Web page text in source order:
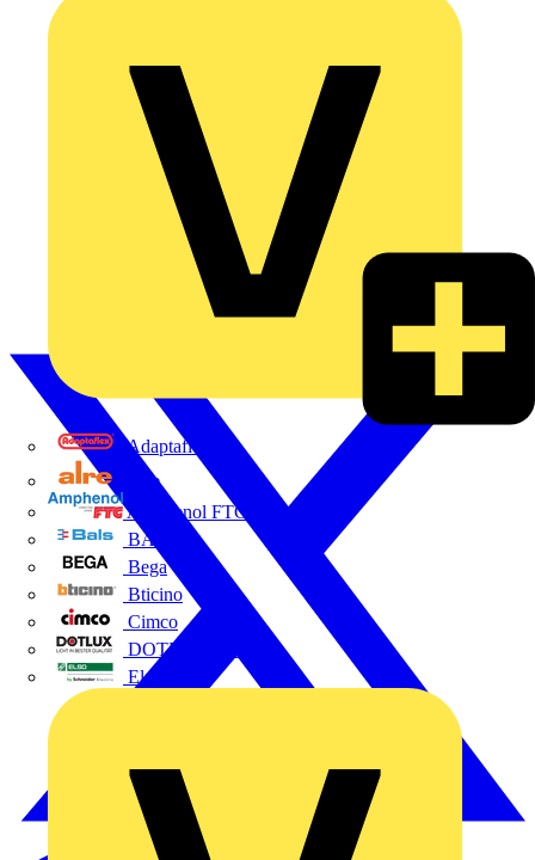
Adaptaflex
Alre
Amphenol FTG
BALS
Bega
Bticino
Cimco
DOTLUX GmbH
Elso